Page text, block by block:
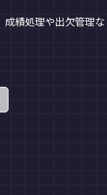
績処理や出欠管理